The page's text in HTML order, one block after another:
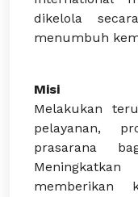
dikelola
menumbuh
Misi
Melakukan
pelayanan,
prasarana
memberikan